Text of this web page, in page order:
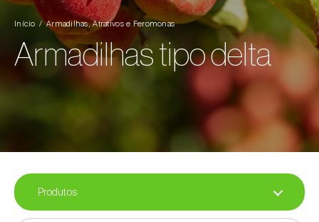
Início Armadilhas, Atrativos e Feromonas
Armadilhas tipo delta
Armadilhas tipo delta
Armadilha tipo funil
Armadilhas tipo de Água
Armadilhas tipo Pitfall
Armadilhas só para Pragas Florestais
Produtos para moscas da fruta
Feromonas em cápsulas
Produtos